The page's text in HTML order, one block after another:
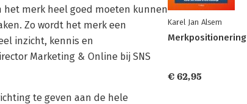
het merk heel goed moeten kunnen
Zo wordt het merk een
inzicht, kennis en
Marketing & Online bij SNS
te geven aan de hele
Karel Jan Alsem
Merkpositionering
€ 62,95